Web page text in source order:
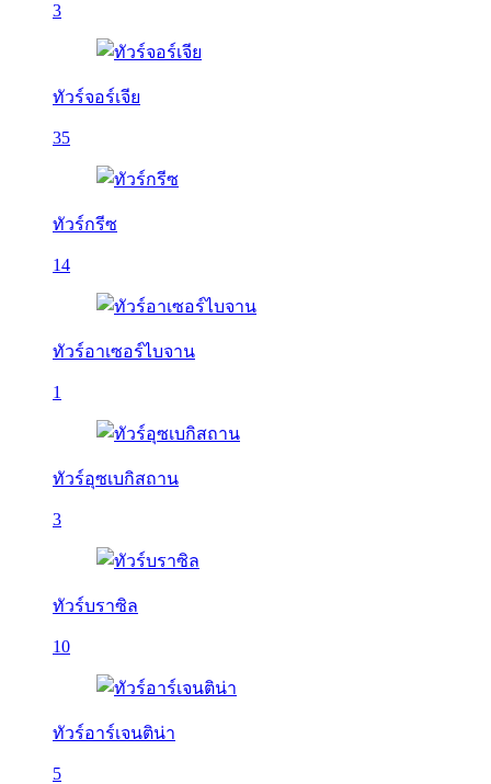
3
ทัวร์จอร์เจีย
35
ทัวร์กรีซ
14
ทัวร์อาเซอร์ไบจาน
1
ทัวร์อุซเบกิสถาน
3
ทัวร์บราซิล
10
ทัวร์อาร์เจนติน่า
5